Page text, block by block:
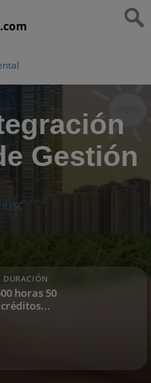
.com
Gestión
IUSC
DURACIÓN
horas 50
créditos...